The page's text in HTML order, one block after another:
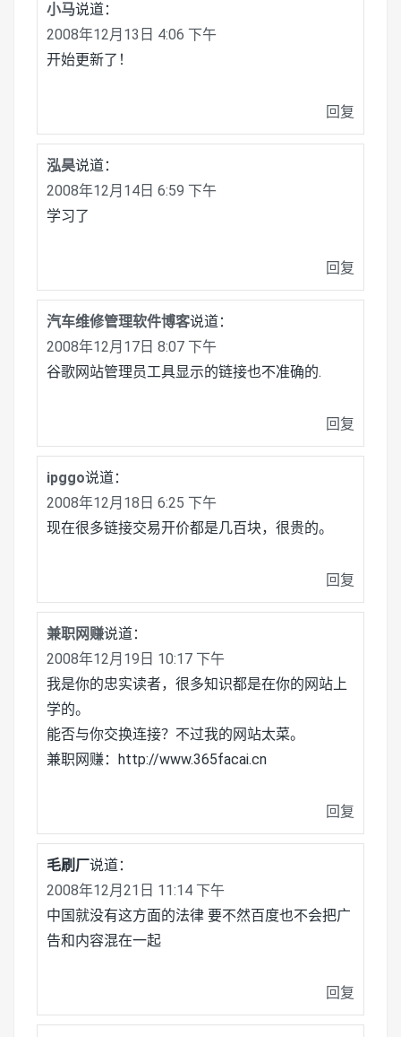
小马说道：
2008年12月13日 4:06 下午
开始更新了！
回复
泓昊说道：
2008年12月14日 6:59 下午
学习了
回复
汽车维修管理软件博客说道：
2008年12月17日 8:07 下午
谷歌网站管理员工具显示的链接也不准确的.
回复
ipggo说道：
2008年12月18日 6:25 下午
现在很多链接交易开价都是几百块，很贵的。
回复
兼职网赚说道：
2008年12月19日 10:17 下午
我是你的忠实读者，很多知识都是在你的网站上
学的。
能否与你交换连接？不过我的网站太菜。
兼职网赚：http://www.365facai.cn
回复
毛刷厂说道：
2008年12月21日 11:14 下午
中国就没有这方面的法律 要不然百度也不会把广
告和内容混在一起
回复